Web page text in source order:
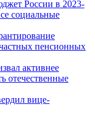
России в 2023-
социальные
пенсионных
активнее
отечественные
вице-